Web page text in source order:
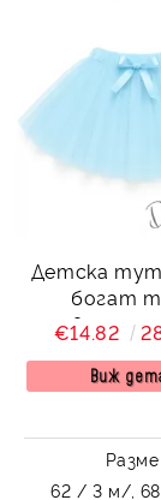
Детска
богат
панделка
€14.82
Виж
62 / 3 м/,